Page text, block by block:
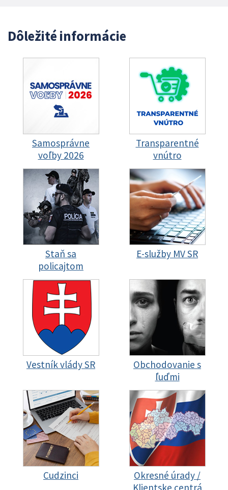
Dôležité informácie
Samosprávne
voľby 2026
Transparentné
vnútro
Staň sa
policajtom
E-služby MV SR
Vestník vlády SR
Obchodovanie s
ľuďmi
Cudzinci
Okresné úrady /